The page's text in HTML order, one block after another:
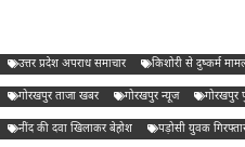
उत्तर प्रदेश अपराध समाचार किशोरी से दुष्कर्म
गोरखपुर ताजा खबर गोरखपुर न्यूज गोरखपुर
नींद की दवा खिलाकर बेहोश पड़ोसी युवक